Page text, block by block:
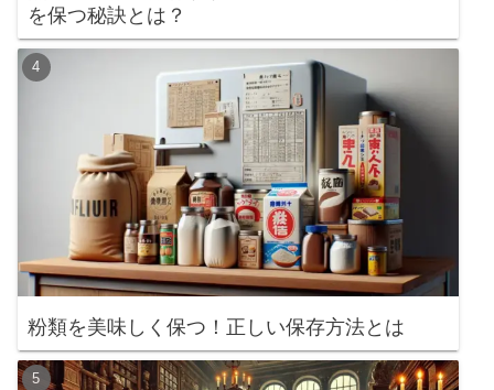
を保つ秘訣とは？
粉類を美味しく保つ！正しい保存方法とは